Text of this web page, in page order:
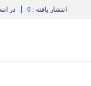
در انتشار یافته : 0